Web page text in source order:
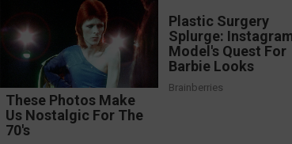
These Photos Make
Us Nostalgic For The
70's
Plastic Surgery
Splurge:
Model's Quest For
Barbie Looks
Brainberries